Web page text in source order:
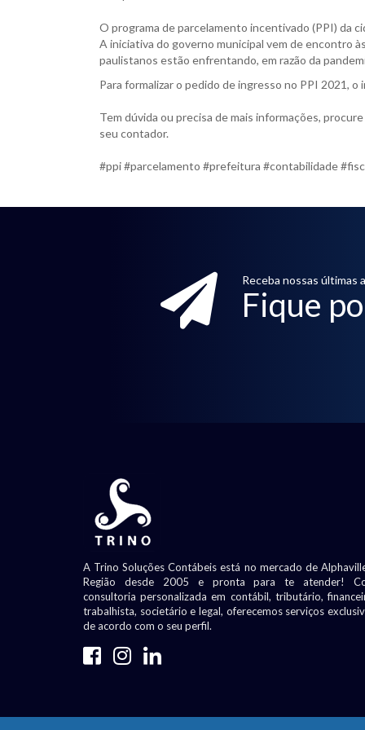
O programa de parcelamento incentivado (PPI) da
A iniciativa do governo municipal vem de encontro
paulistanos estão enfrentando, em razão da
Para formalizar o pedido de ingresso no PPI 2021,
Tem dúvida ou precisa de mais informações, procure
seu contador.
#ppi #parcelamento #prefeitura #contabilidade
Receba nossas últimas
Fique
A Trino Soluções Contábeis está no mercado de
Região desde 2005 e pronta para te atender!
consultoria personalizada em contábil, tributário,
trabalhista, societário e legal, oferecemos serviços
de acordo com o seu perfil.